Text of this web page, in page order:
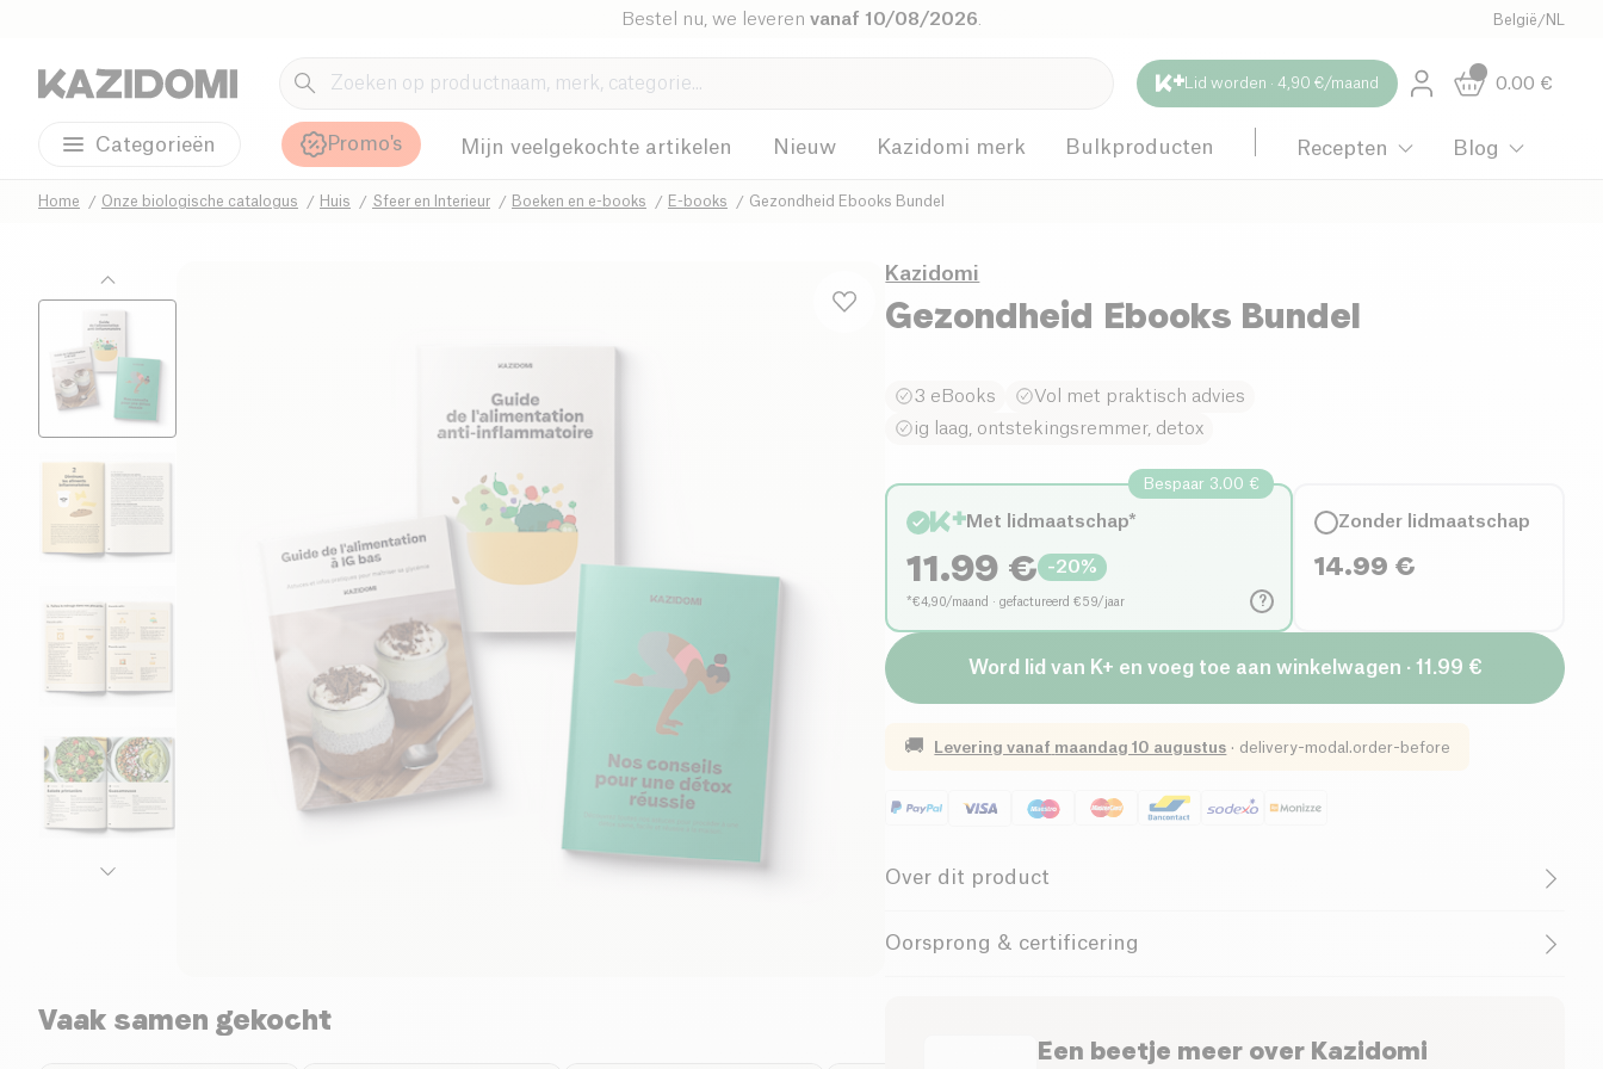
Bestel nu, we leveren vanaf 10/08/2026 België /NL
Lid worden · 4,90 €/maand 0.00 €
Categorieën Promo's Mijn veelgekochte artikelen Nieuw Kazidomi merk Bulkproducten Recepten Blog
Home Onze biologische catalogus Huis Sfeer en Interieur Boeken en e-books E-books Gezondheid Ebooks Bundel
Vaak samen gekocht
Kazidomi
Gezondheid Ebooks Bundel
3 eBooks
Vol met praktisch advies
ig laag, ontstekingsremmer, detox
?
Bespaar 3.00 €
Met lidmaatschap*
11.99 € -20%
*€4,90/maand · gefactureerd €59/jaar
Zonder lidmaatschap
14.99 €
Word lid van K+ en voeg toe aan winkelwagen · 11.99 €
🚚 Levering vanaf maandag 10 augustus · delivery-modal.order-before
Over dit product
Vind al het advies van Lucile onze gezondheidscoach en menu -ideeën om
Oorsprong & certificering
Een beetje meer over Kazidomi